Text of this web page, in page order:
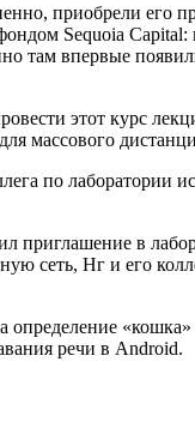
приобрели его
Sequoia Capital:
там впервые
этот курс
массового
по лаборатории
приглашение в
сеть, Нг и его
определение
речи в Android.